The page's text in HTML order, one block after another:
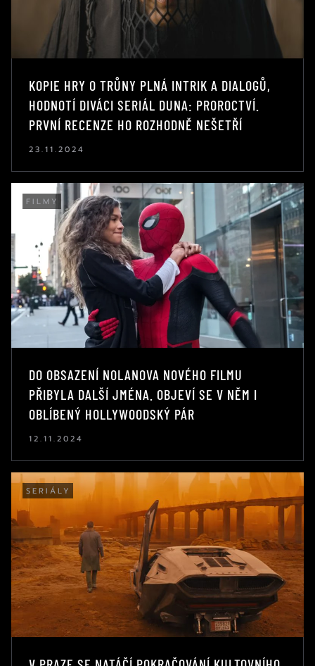
KOPIE HRY O TRŮNY PLNÁ INTRIK A DIALOGŮ,
HODNOTÍ DIVÁCI SERIÁL DUNA: PROROCTVÍ.
PRVNÍ RECENZE HO ROZHODNĚ NEŠETŘÍ
23.11.2024
FILMY
DO OBSAZENÍ NOLANOVA NOVÉHO FILMU
PŘIBYLA DALŠÍ JMÉNA. OBJEVÍ SE V NĚM I
OBLÍBENÝ HOLLYWOODSKÝ PÁR
12.11.2024
SERIÁLY